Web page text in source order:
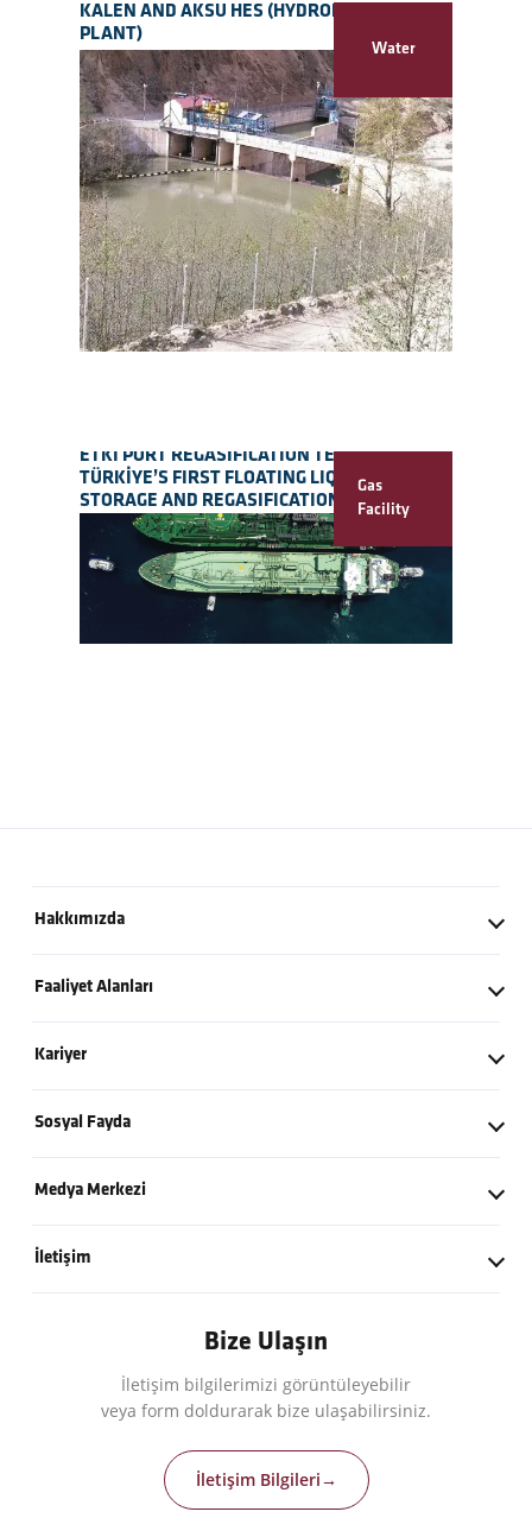
KALEN AND AKSU HES (HYDROELECTRIC
PLANT)
Water
Gas
Facility
ETKİ PORT REGASIFICATION TERMINAL
TÜRKİYE’S FIRST FLOATING LIQUIFIED
STORAGE AND REGASIFICATION TERMINAL
Hakkımızda
Değerlerimiz
Kilometre Taşları
Faaliyet Alanları
Enerji
Sanayi
Kariyer
Açık Pozisyonlar
Sosyal Fayda
Medya Merkezi
Basın Bültenleri
İletişim
Bize Ulaşın
İletişim bilgilerimizi görüntüleyebilir
veya form doldurarak bize ulaşabilirsiniz.
İletişim Bilgileri→